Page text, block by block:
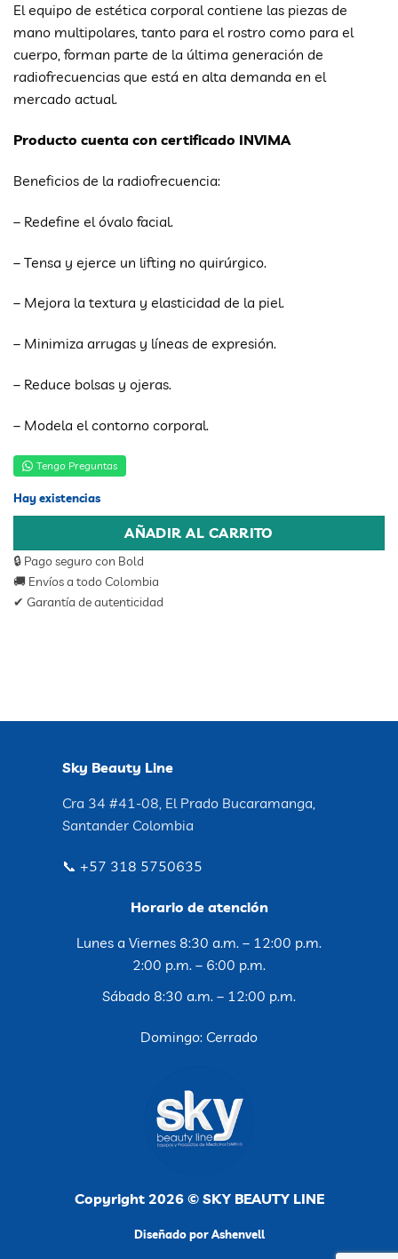
El equipo de estética corporal contiene las piezas de
mano multipolares, tanto para el rostro como para el
cuerpo, forman parte de la última generación de
radiofrecuencias que está en alta demanda en el
mercado actual.
Producto cuenta con certificado INVIMA
Beneficios de la radiofrecuencia:
– Redefine el óvalo facial.
– Tensa y ejerce un lifting no quirúrgico.
– Mejora la textura y elasticidad de la piel.
– Minimiza arrugas y líneas de expresión.
– Reduce bolsas y ojeras.
– Modela el contorno corporal.
Tengo Preguntas
Hay existencias
AÑADIR AL CARRITO
🔒 Pago seguro con Bold
🚚 Envíos a todo Colombia
✔ Garantía de autenticidad
Sky Beauty Line
Cra 34 #41-08, El Prado Bucaramanga,
Santander Colombia
📞 +57 318 5750635
Horario de atención
Lunes a Viernes 8:30 a.m. – 12:00 p.m.
2:00 p.m. – 6:00 p.m.
Sábado 8:30 a.m. – 12:00 p.m.
Domingo: Cerrado
Copyright 2026 © SKY BEAUTY LINE
Diseñado por Ashenvell